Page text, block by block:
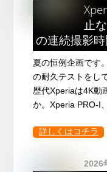
止
の連続撮影
夏の恒例企画です
の耐久テストをし
歴代Xperiaは4K動
か。Xperia PRO-I
詳しくはコチラ
2026